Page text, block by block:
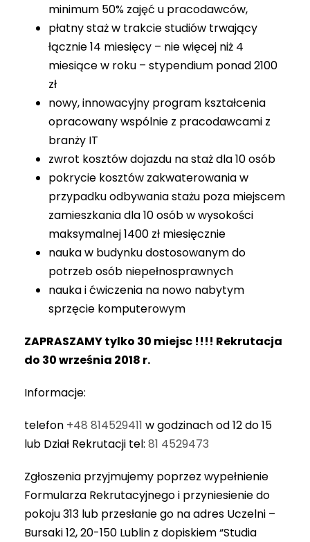
minimum 50% zajęć u pracodawców,
płatny staż w trakcie studiów trwający
łącznie 14 miesięcy – nie więcej niż 4
miesiące w roku – stypendium ponad 2100
zł
nowy, innowacyjny program kształcenia
opracowany wspólnie z pracodawcami z
branży IT
zwrot kosztów dojazdu na staż dla 10 osób
pokrycie kosztów zakwaterowania w
przypadku odbywania stażu poza miejscem
zamieszkania dla 10 osób w wysokości
maksymalnej 1400 zł miesięcznie
nauka w budynku dostosowanym do
potrzeb osób niepełnosprawnych
nauka i ćwiczenia na nowo nabytym
sprzęcie komputerowym
ZAPRASZAMY tylko 30 miejsc !!!! Rekrutacja
do 30 września 2018 r.
Informacje:
telefon +48 814529411 w godzinach od 12 do 15
lub Dział Rekrutacji tel: 81 4529473
Zgłoszenia przyjmujemy poprzez wypełnienie
Formularza Rekrutacyjnego i przyniesienie do
pokoju 313 lub przesłanie go na adres Uczelni –
Bursaki 12, 20-150 Lublin z dopiskiem “Studia